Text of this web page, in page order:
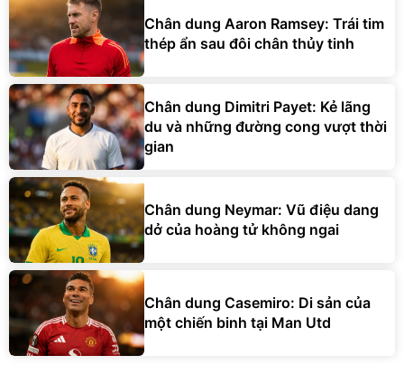
Chân dung Aaron Ramsey: Trái tim
thép ẩn sau đôi chân thủy tinh
Chân dung Dimitri Payet: Kẻ lãng
du và những đường cong vượt thời
gian
Chân dung Neymar: Vũ điệu dang
dở của hoàng tử không ngai
Chân dung Casemiro: Di sản của
một chiến binh tại Man Utd